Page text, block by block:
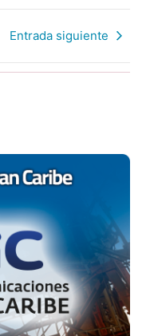
Entrada siguiente